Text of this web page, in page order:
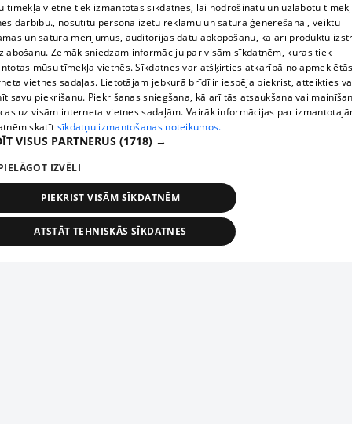
tīmekļa vietnē tiek izmantotas sīkdatnes, lai nodrošinātu un uzlabotu
darbību., nosūtītu personalizētu reklāmu un satura ģenerēšanai, veiktu
un satura mērījumus, auditorijas datu apkopošanu, kā arī produktu
Zemāk sniedzam informāciju par visām sīkdatnēm, kuras tiek
mūsu tīmekļa vietnēs. Sīkdatnes var atšķirties atkarībā no
vietnes sadaļas. Lietotājam jebkurā brīdī ir iespēja piekrist, atteikties
savu piekrišanu. Piekrišanas sniegšana, kā arī tās atsaukšana vai
uz visām interneta vietnes sadaļām. Vairāk informācijas par
skatīt sīkdatņu izmantošanas noteikumos.
VISUS PARTNERUS (1718) →
IZVĒLI
PIEKRIST VISĀM SĪKDATNĒM
ATSTĀT TEHNISKĀS SĪKDATNES